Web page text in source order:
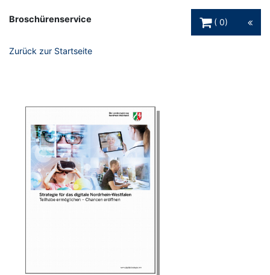
Broschürenservice
0
Zurück zur Startseite